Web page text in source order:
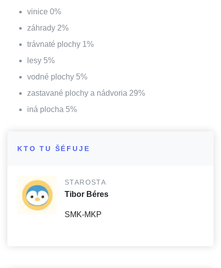
vinice 0%
záhrady 2%
trávnaté plochy 1%
lesy 5%
vodné plochy 5%
zastavané plochy a nádvoria 29%
iná plocha 5%
KTO TU ŠÉFUJE
STAROSTA
Tibor Béres
SMK-MKP